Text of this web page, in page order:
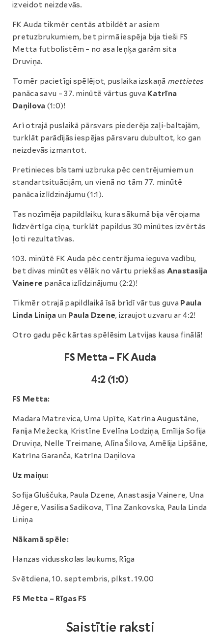
izveidot neizdevās.
FK Auda tikmēr centās atbildēt ar asiem
pretuzbrukumiem, bet pirmā iespēja bija tieši FS
Metta futbolistēm – no asa leņķa garām sita
Druviņa.
Tomēr pacietīgi spēlējot, puslaika izskaņā mettietes
panāca savu – 37. minūtē vārtus guva Katrīna
Daņilova (1:0)!
Arī otrajā puslaikā pārsvars piederēja zaļi-baltajām,
turklāt parādījās iespējas pārsvaru dubultot, ko gan
neizdevās izmantot.
Pretinieces bīstami uzbruka pēc centrējumiem un
standartsituācijām, un vienā no tām 77. minūtē
panāca izlīdzinājumu (1:1).
Tas nozīmēja papildlaiku, kura sākumā bija vērojama
līdzvērtīga cīņa, turklāt papildus 30 minūtes izvērtās
ļoti rezultatīvas.
103. minūtē FK Auda pēc centrējuma ieguva vadību,
bet divas minūtes vēlāk no vārtu priekšas Anastasija
Vainere panāca izlīdzinājumu (2:2)!
Tikmēr otrajā papildlaikā īsā brīdī vārtus guva Paula
Linda Liniņa un Paula Dzene, izraujot uzvaru ar 4:2!
Otro gadu pēc kārtas spēlēsim Latvijas kausa finālā!
FS Metta – FK Auda
4:2 (1:0)
FS Metta:
Madara Matrevica, Uma Upīte, Katrīna Augustāne,
Fanija Mežecka, Kristīne Evelīna Lodziņa, Emīlija Sofija
Druviņa, Nelle Treimane, Alīna Šilova, Amēlija Lipšāne,
Katrīna Garanča, Katrīna Daņilova
Uz maiņu:
Sofija Gluščuka, Paula Dzene, Anastasija Vainere, Una
Jēgere, Vasilisa Sadikova, Tīna Zankovska, Paula Linda
Liniņa
Nākamā spēle:
Hanzas vidusskolas laukums, Rīga
Svētdiena, 10. septembris, plkst. 19.00
FS Metta – Rīgas FS
Saistītie raksti